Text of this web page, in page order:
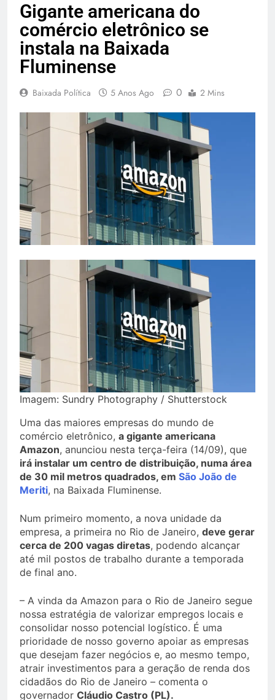
Gigante americana do
comércio eletrônico se
instala na Baixada
Fluminense
Baixada Política 5 Anos Ago 0 2 Mins
Imagem: Sundry Photography / Shutterstock
Uma das maiores empresas do mundo de
comércio eletrônico, a gigante americana
Amazon, anunciou nesta terça-feira (14/09), que
irá instalar um centro de distribuição, numa área
de 30 mil metros quadrados, em São João de
Meriti, na Baixada Fluminense.
Num primeiro momento, a nova unidade da
empresa, a primeira no Rio de Janeiro, deve gerar
cerca de 200 vagas diretas, podendo alcançar
até mil postos de trabalho durante a temporada
de final ano.
– A vinda da Amazon para o Rio de Janeiro segue
nossa estratégia de valorizar empregos locais e
consolidar nosso potencial logístico. É uma
prioridade de nosso governo apoiar as empresas
que desejam fazer negócios e, ao mesmo tempo,
atrair investimentos para a geração de renda dos
cidadãos do Rio de Janeiro – comenta o
governador Cláudio Castro (PL).